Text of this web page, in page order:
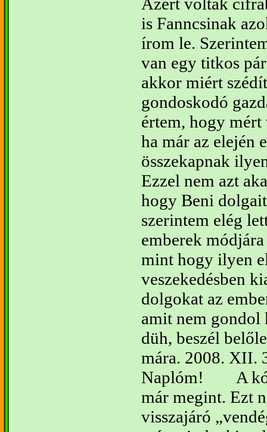
is Fanncsinak
írom le.
van egy titkos
akkor miért
gondoskodó
értem, hogy
ha már az elején
összekapnak
Ezzel nem azt
hogy Beni
szerintem elég
emberek
mint hogy ilyen
veszekedésben
dolgokat az
amit nem gondol
düh, beszél
mára. 2008. XII.
Naplóm!
A
már megint. Ezt
visszajáró